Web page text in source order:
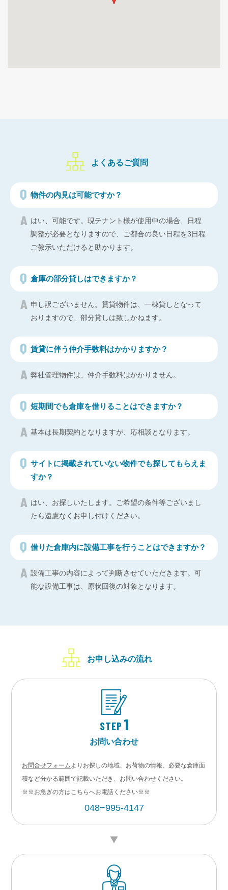
よくあるご質問
物件の内見は可能ですか？
はい、可能です。現テナント様が使用中の場合、日程
調整が必要となりますので、ご都合の良い日程を3日程
ご教示いただけると助かります。
倉庫の部分貸しはできますか？
申し訳ございません。賃貸物件は、一棟貸しとなって
おりますので、部分貸しは致しかねます。
賃貸に伴う仲介手数料はかかりますか？
弊社管理物件は、仲介手数料はかかりません。
短期間でも倉庫を借りることはできますか？
基本は長期契約となりますが、応相談となります。
サイトに掲載されていない物件でも探してもらえま
すか？
はい、お探しいたします。ご希望の条件等ございまし
たら遠慮なくお申し付けください。
借りた倉庫内に設備工事を行うことはできますか？
設備工事の内容によって判断させていただきます。可
能な設備工事は、原状回復の対象となります。
お申し込みの流れ
STEP 1
お問い合わせ
お問合せフォーム よりお探しの地域、お荷物の情報、必要な倉庫面
積など分かる範囲で記載いただき、お問い合わせください。
※※お急ぎの方はこちらへお電話ください※※
048−995-4147